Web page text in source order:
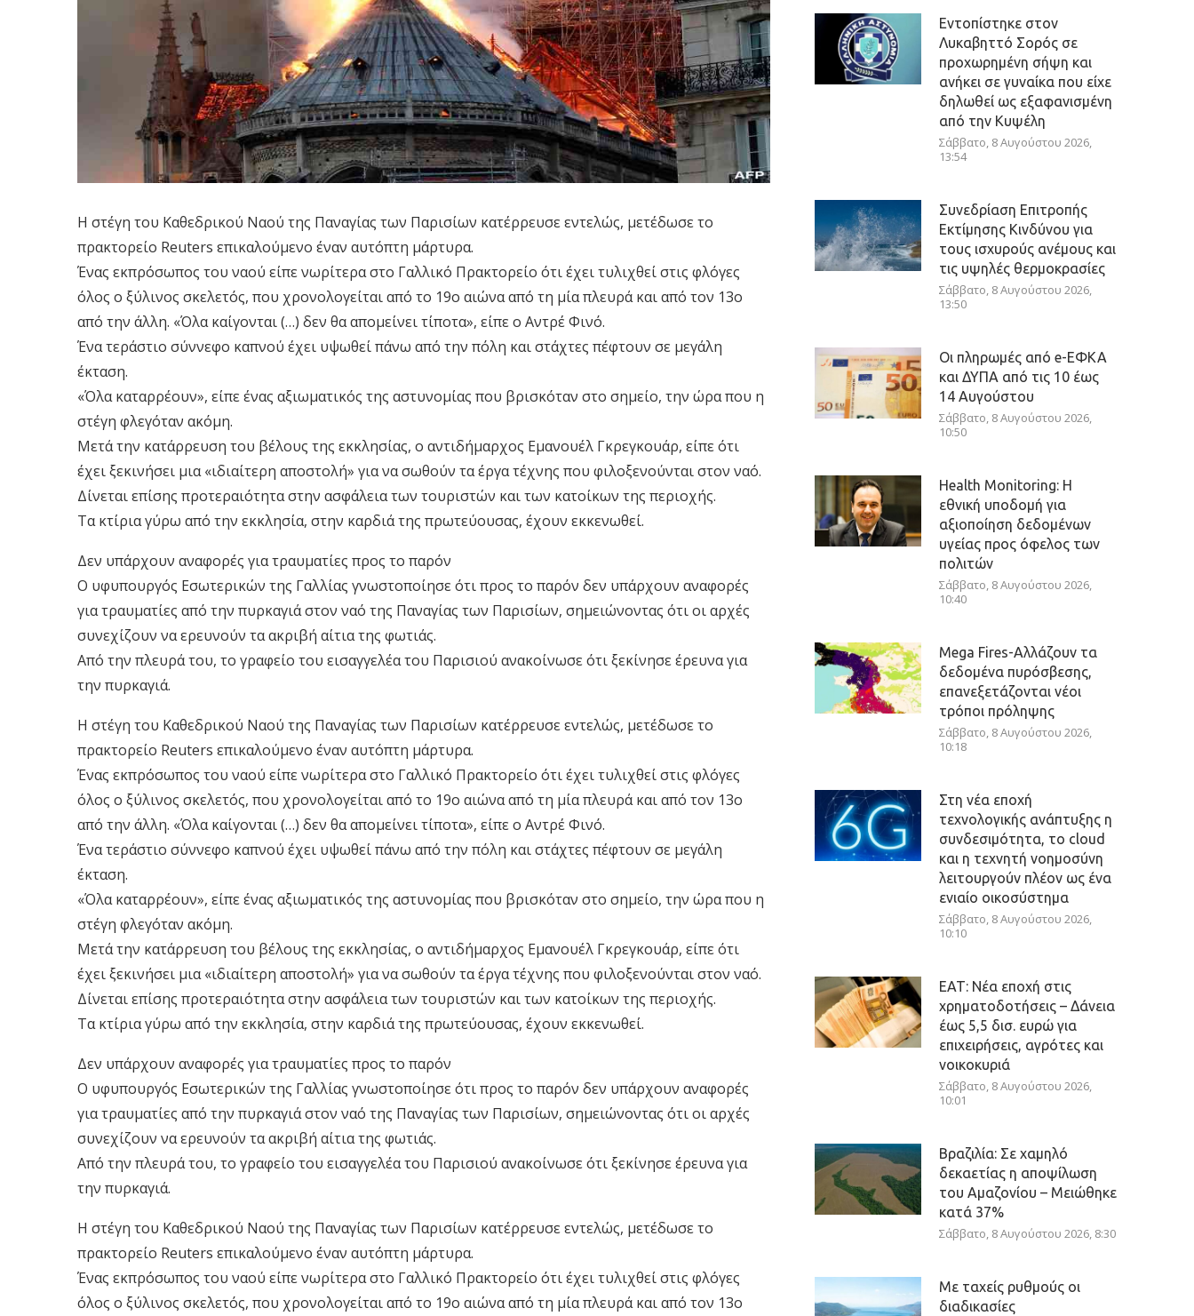
Η στέγη του Καθεδρικού Ναού της Παναγίας των Παρισίων κατέρρευσε εντελώς, μετέδωσε το
πρακτορείο Reuters επικαλούμενο έναν αυτόπτη μάρτυρα.
Ένας εκπρόσωπος του ναού είπε νωρίτερα στο Γαλλικό Πρακτορείο ότι έχει τυλιχθεί στις φλόγες
όλος ο ξύλινος σκελετός, που χρονολογείται από το 19ο αιώνα από τη μία πλευρά και από τον 13ο
από την άλλη. «Όλα καίγονται (…) δεν θα απομείνει τίποτα», είπε ο Αντρέ Φινό.
Ένα τεράστιο σύννεφο καπνού έχει υψωθεί πάνω από την πόλη και στάχτες πέφτουν σε μεγάλη
έκταση.
«Όλα καταρρέουν», είπε ένας αξιωματικός της αστυνομίας που βρισκόταν στο σημείο, την ώρα που η
στέγη φλεγόταν ακόμη.
Μετά την κατάρρευση του βέλους της εκκλησίας, ο αντιδήμαρχος Εμανουέλ Γκρεγκουάρ, είπε ότι
έχει ξεκινήσει μια «ιδιαίτερη αποστολή» για να σωθούν τα έργα τέχνης που φιλοξενούνται στον ναό.
Δίνεται επίσης προτεραιότητα στην ασφάλεια των τουριστών και των κατοίκων της περιοχής.
Τα κτίρια γύρω από την εκκλησία, στην καρδιά της πρωτεύουσας, έχουν εκκενωθεί.
Δεν υπάρχουν αναφορές για τραυματίες προς το παρόν
Ο υφυπουργός Εσωτερικών της Γαλλίας γνωστοποίησε ότι προς το παρόν δεν υπάρχουν αναφορές
για τραυματίες από την πυρκαγιά στον ναό της Παναγίας των Παρισίων, σημειώνοντας ότι οι αρχές
συνεχίζουν να ερευνούν τα ακριβή αίτια της φωτιάς.
Από την πλευρά του, το γραφείο του εισαγγελέα του Παρισιού ανακοίνωσε ότι ξεκίνησε έρευνα για
την πυρκαγιά.
Η στέγη του Καθεδρικού Ναού της Παναγίας των Παρισίων κατέρρευσε εντελώς, μετέδωσε το
πρακτορείο Reuters επικαλούμενο έναν αυτόπτη μάρτυρα.
Ένας εκπρόσωπος του ναού είπε νωρίτερα στο Γαλλικό Πρακτορείο ότι έχει τυλιχθεί στις φλόγες
όλος ο ξύλινος σκελετός, που χρονολογείται από το 19ο αιώνα από τη μία πλευρά και από τον 13ο
από την άλλη. «Όλα καίγονται (…) δεν θα απομείνει τίποτα», είπε ο Αντρέ Φινό.
Ένα τεράστιο σύννεφο καπνού έχει υψωθεί πάνω από την πόλη και στάχτες πέφτουν σε μεγάλη
έκταση.
«Όλα καταρρέουν», είπε ένας αξιωματικός της αστυνομίας που βρισκόταν στο σημείο, την ώρα που η
στέγη φλεγόταν ακόμη.
Μετά την κατάρρευση του βέλους της εκκλησίας, ο αντιδήμαρχος Εμανουέλ Γκρεγκουάρ, είπε ότι
έχει ξεκινήσει μια «ιδιαίτερη αποστολή» για να σωθούν τα έργα τέχνης που φιλοξενούνται στον ναό.
Δίνεται επίσης προτεραιότητα στην ασφάλεια των τουριστών και των κατοίκων της περιοχής.
Τα κτίρια γύρω από την εκκλησία, στην καρδιά της πρωτεύουσας, έχουν εκκενωθεί.
Δεν υπάρχουν αναφορές για τραυματίες προς το παρόν
Ο υφυπουργός Εσωτερικών της Γαλλίας γνωστοποίησε ότι προς το παρόν δεν υπάρχουν αναφορές
για τραυματίες από την πυρκαγιά στον ναό της Παναγίας των Παρισίων, σημειώνοντας ότι οι αρχές
συνεχίζουν να ερευνούν τα ακριβή αίτια της φωτιάς.
Από την πλευρά του, το γραφείο του εισαγγελέα του Παρισιού ανακοίνωσε ότι ξεκίνησε έρευνα για
την πυρκαγιά.
Η στέγη του Καθεδρικού Ναού της Παναγίας των Παρισίων κατέρρευσε εντελώς, μετέδωσε το
πρακτορείο Reuters επικαλούμενο έναν αυτόπτη μάρτυρα.
Ένας εκπρόσωπος του ναού είπε νωρίτερα στο Γαλλικό Πρακτορείο ότι έχει τυλιχθεί στις φλόγες
όλος ο ξύλινος σκελετός, που χρονολογείται από το 19ο αιώνα από τη μία πλευρά και από τον 13ο
Εντοπίστηκε στον
Λυκαβηττό Σορός σε
προχωρημένη σήψη και
ανήκει σε γυναίκα που είχε
δηλωθεί ως εξαφανισμένη
από την Κυψέλη
Σάββατο, 8 Αυγούστου 2026,
13:54
Συνεδρίαση Επιτροπής
Εκτίμησης Κινδύνου για
τους ισχυρούς ανέμους και
τις υψηλές θερμοκρασίες
Σάββατο, 8 Αυγούστου 2026,
13:50
Οι πληρωμές από e-ΕΦΚΑ
και ΔΥΠΑ από τις 10 έως
14 Αυγούστου
Σάββατο, 8 Αυγούστου 2026,
10:50
Health Monitoring: Η
εθνική υποδομή για
αξιοποίηση δεδομένων
υγείας προς όφελος των
πολιτών
Σάββατο, 8 Αυγούστου 2026,
10:40
Mega Fires-Αλλάζουν τα
δεδομένα πυρόσβεσης,
επανεξετάζονται νέοι
τρόποι πρόληψης
Σάββατο, 8 Αυγούστου 2026,
10:18
Στη νέα εποχή
τεχνολογικής ανάπτυξης η
συνδεσιμότητα, το cloud
και η τεχνητή νοημοσύνη
λειτουργούν πλέον ως ένα
ενιαίο οικοσύστημα
Σάββατο, 8 Αυγούστου 2026,
10:10
ΕΑΤ: Νέα εποχή στις
χρηματοδοτήσεις – Δάνεια
έως 5,5 δισ. ευρώ για
επιχειρήσεις, αγρότες και
νοικοκυριά
Σάββατο, 8 Αυγούστου 2026,
10:01
Βραζιλία: Σε χαμηλό
δεκαετίας η αποψίλωση
του Αμαζονίου – Μειώθηκε
κατά 37%
Σάββατο, 8 Αυγούστου 2026, 8:30
Με ταχείς ρυθμούς οι
διαδικασίες